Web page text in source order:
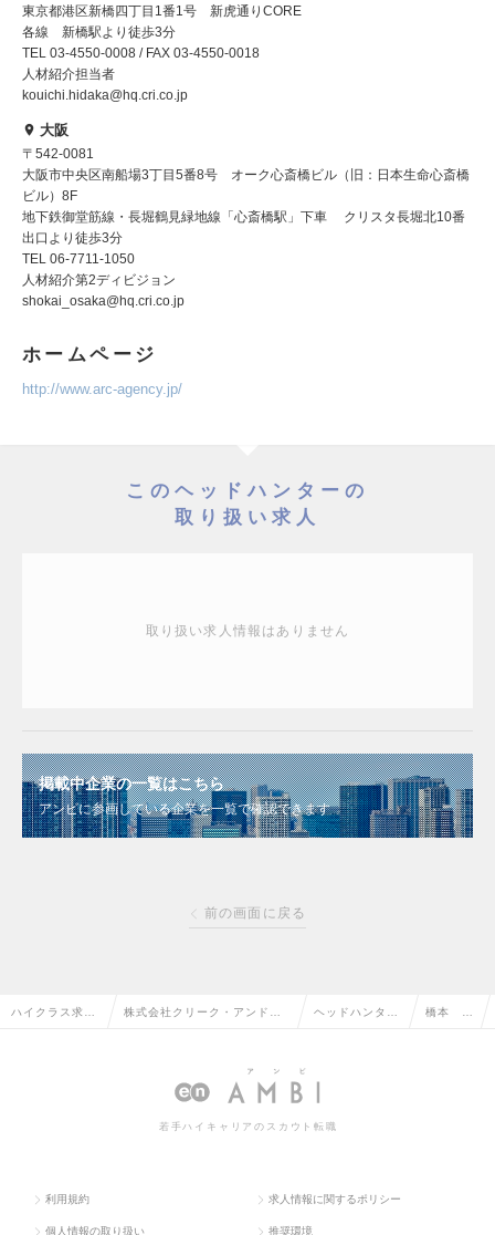
東京都港区新橋四丁目1番1号 新虎通りCORE
各線 新橋駅より徒歩3分
TEL 03-4550-0008 / FAX 03-4550-0018
人材紹介担当者
kouichi.hidaka@hq.cri.co.jp
大阪
〒542-0081
大阪市中央区南船場3丁目5番8号 オーク心斎橋ビル（旧：日本生命心斎橋
ビル）8F
地下鉄御堂筋線・長堀鶴見緑地線「心斎橋駅」下車 クリスタ長堀北10番
出口より徒歩3分
TEL 06-7711-1050
人材紹介第2ディビジョン
shokai_osaka@hq.cri.co.jp
ホームページ
http://www.arc-agency.jp/
このヘッドハンターの
取り扱い求人
取り扱い求人情報はありません
掲載中企業の一覧はこちら
アンビに参画している企業を一覧で確認できます
前の画面に戻る
ハイクラス求人 株式会社クリーク・アンド・ ヘッドハンター 橋本 典
若手ハイキャリアのスカウト転職
利用規約 求人情報に関するポリシー
個人情報の取り扱い 推奨環境